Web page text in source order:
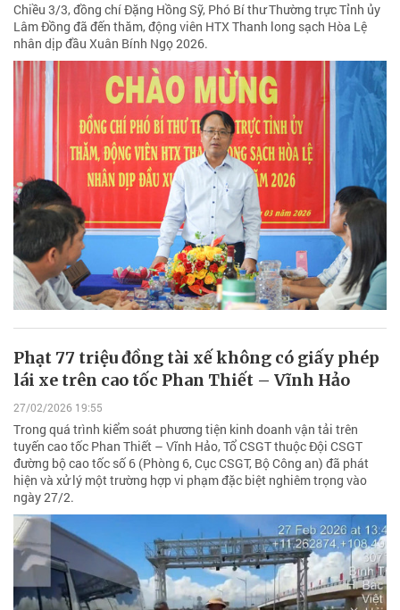
Chiều 3/3, đồng chí Đặng Hồng Sỹ, Phó Bí thư Thường trực Tỉnh ủy
Lâm Đồng đã đến thăm, động viên HTX Thanh long sạch Hòa Lệ
nhân dịp đầu Xuân Bính Ngọ 2026.
Phạt 77 triệu đồng tài xế không có giấy phép
lái xe trên cao tốc Phan Thiết – Vĩnh Hảo
27/02/2026 19:55
Trong quá trình kiểm soát phương tiện kinh doanh vận tải trên
tuyến cao tốc Phan Thiết – Vĩnh Hảo, Tổ CSGT thuộc Đội CSGT
đường bộ cao tốc số 6 (Phòng 6, Cục CSGT, Bộ Công an) đã phát
hiện và xử lý một trường hợp vi phạm đặc biệt nghiêm trọng vào
ngày 27/2.